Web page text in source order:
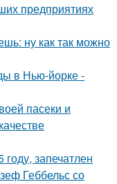
предприятиях
ну как так можно
в Нью-йорке -
пасеки и
запечатлен
Геббельс со